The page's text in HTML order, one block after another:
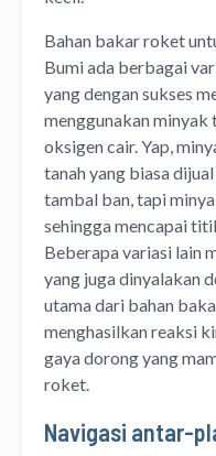
Bahan bakar roket
Bumi ada berbagai
yang dengan sukses
menggunakan minyak
oksigen cair. Yap,
tanah yang biasa
tambal ban, tapi
sehingga mencapai
Beberapa variasi lain
yang juga dinyalakan
utama dari bahan
menghasilkan reaksi
gaya dorong yang
roket.
Navigasi antar-